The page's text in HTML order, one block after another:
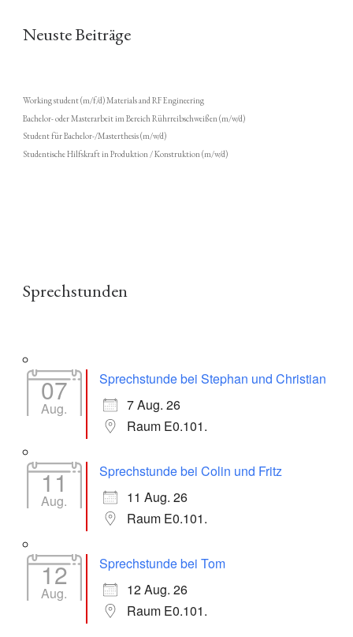
Neuste Beiträge
Working student (m/f/d) Materials and RF Engineering
Bachelor- oder Masterarbeit im Bereich Rührreibschweißen (m/w/d)
Student für Bachelor-/Masterthesis (m/w/d)
Studentische Hilfskraft in Produktion / Konstruktion (m/w/d)
Sprechstunden
07
Aug.
Sprechstunde bei Stephan und Christian
7 Aug. 26
Raum E0.101.
11
Aug.
Sprechstunde bei Colin und Fritz
11 Aug. 26
Raum E0.101.
12
Aug.
Sprechstunde bei Tom
12 Aug. 26
Raum E0.101.